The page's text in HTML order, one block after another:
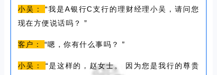
小吴：
“我是A银行C支行的理财经理小吴，请问您
现在方便说话吗？
”
客户： “嗯，你有什么事吗？ ”
小吴： “是这样的，赵女士。
因为您是我行的尊贵